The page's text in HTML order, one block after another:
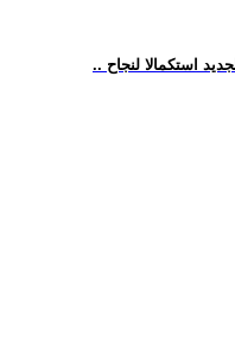
استكمالا لنجاح